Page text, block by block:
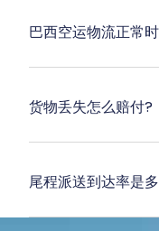
巴西空运物流正常
货物丢失怎么赔付?
尾程派送到达率是